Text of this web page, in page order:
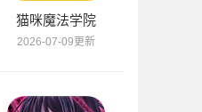
猫咪魔法学院
2026-07-09更新